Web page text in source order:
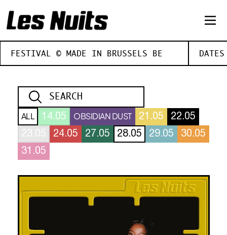
FESTIVAL © MADE IN BRUSSELS BE
ALL 14.05 OBSIDIAN DUST 21.05
22.05
23.05
24.05 27.05 28.05 29.05
30.05
31.05